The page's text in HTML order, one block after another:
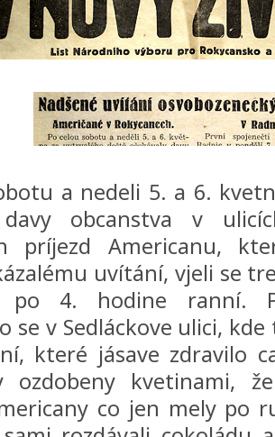
a nedeli 5. a 6.
davy obcanstva v
príjezd Americanu,
uvítání, vjeli se
po 4. hodine ranní.
se v Sedláckove ulici,
které jásave zdravilo
ozdobeny kvetinami,
co jen mely po